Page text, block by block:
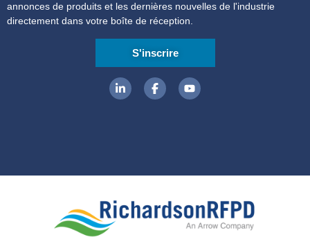
annonces de produits et les dernières nouvelles de l'industrie
directement dans votre boîte de réception.
S'inscrire